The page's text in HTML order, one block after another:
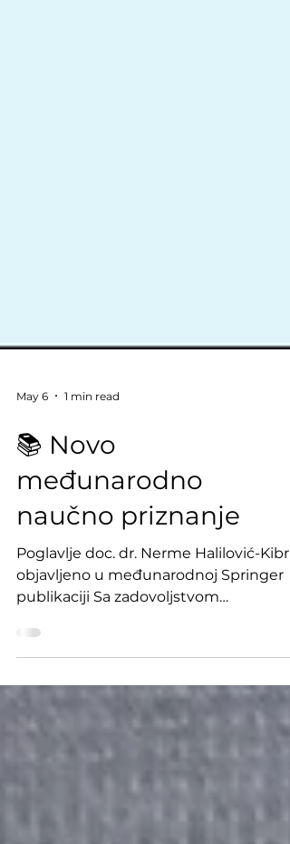
May 6 1 min read
📚 Novo
međunarodno
naučno priznanje
Poglavlje doc. dr. Nerme Halilović-
objavljeno u međunarodnoj Springer
publikaciji Sa zadovoljstvom
Wars and Worries: Why Bosnia and
Herzegovina Needs a New Security
Compass” , autorice prof. dr. Nerme
Halilović-Kibrić, objavljeno u
renomiranog izdavača Springer